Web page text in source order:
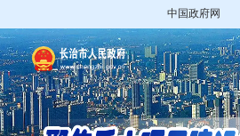
中国政府网